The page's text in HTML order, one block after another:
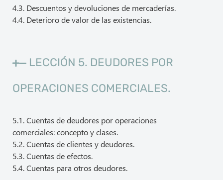
4.3. Descuentos y devoluciones de mercaderías.
4.4. Deterioro de valor de las existencias.
LECCIÓN 5. DEUDORES POR
OPERACIONES COMERCIALES.
5.1. Cuentas de deudores por operaciones
comerciales: concepto y clases.
5.2. Cuentas de clientes y deudores.
5.3. Cuentas de efectos.
5.4. Cuentas para otros deudores.